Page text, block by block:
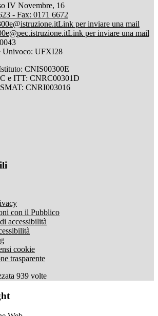
IV Novembre, 16
- Fax: 0171 6672
Link per inviare una mail
Link per inviare una mail
Univoco: UFXI28
CNIS00300E
e ITT: CNRC00301D
CNRI003016
con il Pubblico
accessibilità
cookie
trasparente
939 volte